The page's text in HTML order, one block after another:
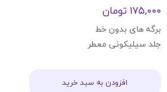
۱۷۵,۰۰۰ تومان
برگه های بدون خط
جلد سیلیکونی معطر
افزودن به سبد خرید